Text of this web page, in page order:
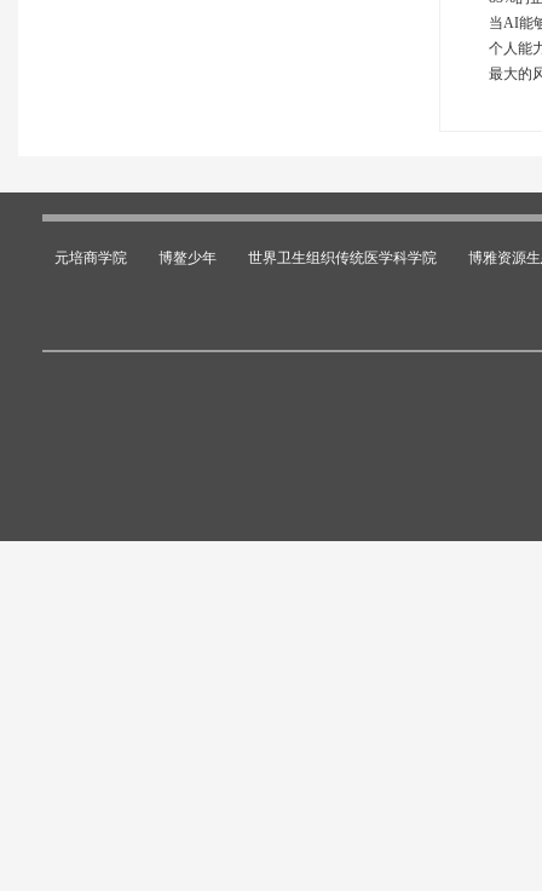
当AI能
个人能
最大的
元培商学院 博鳌少年 世界卫生组织传统医学科学院 博雅资源